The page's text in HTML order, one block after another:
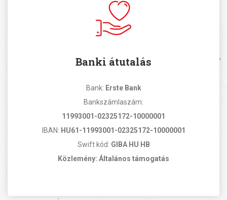
Banki átutalás
Bank: Erste Bank
Bankszámlaszám:
11993001-02325172-10000001
IBAN: HU61-11993001-02325172-10000001
Swift kód: GIBA HU HB
Közlemény: Általános támogatás